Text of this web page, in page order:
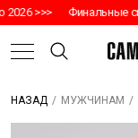
>>> Финальные
НАЗАД / МУЖЧИНАМ /